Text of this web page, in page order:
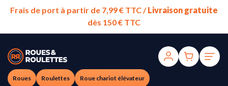
Frais de port à partir de 7,99 € TTC /Livraison gratuite
dès 150 € TTC
Roues Roulettes Roue chariot élévateur